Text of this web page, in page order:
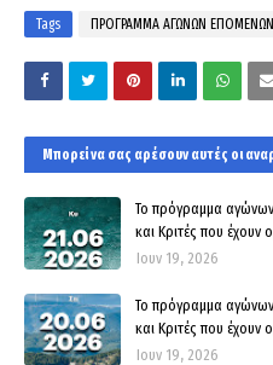
Tags ΠΡΟΓΡΑΜΜΑ ΑΓΩΝΩΝ
Μπορεί να σας αρέσουν αυτές οι
Το πρόγραμμα αγώνων
και Κριτές που έχουν
Ιουν 19, 2026
Το πρόγραμμα
και Kριτές που έχουν
Ιουν 19, 2026